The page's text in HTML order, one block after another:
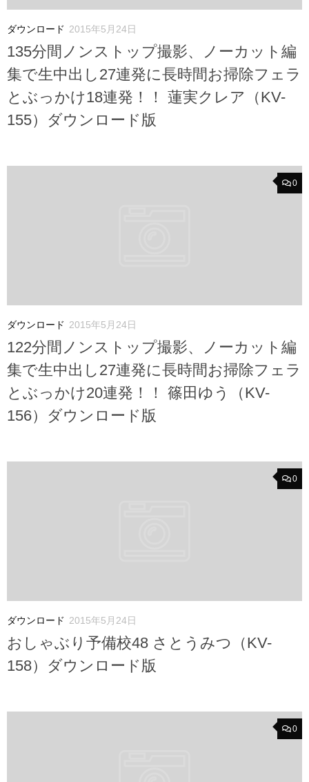
ダウンロード 2015年5月24日
135分間ノンストップ撮影、ノーカット編
集で生中出し27連発に長時間お掃除フェラ
とぶっかけ18連発！！ 蓮実クレア（KV-
155）ダウンロード版
0
ダウンロード 2015年5月24日
122分間ノンストップ撮影、ノーカット編
集で生中出し27連発に長時間お掃除フェラ
とぶっかけ20連発！！ 篠田ゆう（KV-
156）ダウンロード版
0
ダウンロード 2015年5月24日
おしゃぶり予備校48 さとうみつ（KV-
158）ダウンロード版
0